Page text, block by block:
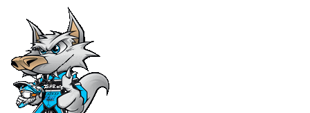
contenuto